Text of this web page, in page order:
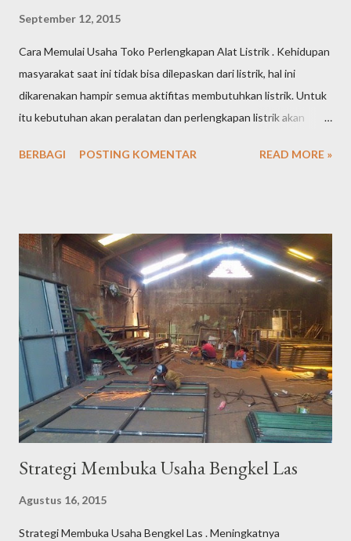
September 12, 2015
Cara Memulai Usaha Toko Perlengkapan Alat Listrik . Kehidupan
masyarakat saat ini tidak bisa dilepaskan dari listrik, hal ini
dikarenakan hampir semua aktifitas membutuhkan listrik. Untuk
itu kebutuhan akan peralatan dan perlengkapan listrik akan
masyarakat akan peralatan listrik tentu saja menjadikan peluang
tidak ada salahnya Anda mencoba membuka toko perlengkapan
alat listrik, karena prospeknya yang masih sangat bagus. Berikut
ini adalah beberapa cara yang bisa anda pertimbangkan dalam
memulai membuka toko perlengkapan alat listrik: Lokasi usaha
Pemilihan lokasi usaha sangat penting karena akan berpengaruh
pada perkembangan usaha toko perlengkapan alat listrik yang
akan anda rintis. Pilihlah lokasi usaha yang strategis dan mudah
d...
BERBAGI POSTING KOMENTAR READ MORE »
Strategi Membuka Usaha Bengkel Las
Agustus 16, 2015
Strategi Membuka Usaha Bengkel Las . Meningkatnya